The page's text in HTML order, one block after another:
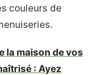
couleurs de
la maison de vos
: Ayez